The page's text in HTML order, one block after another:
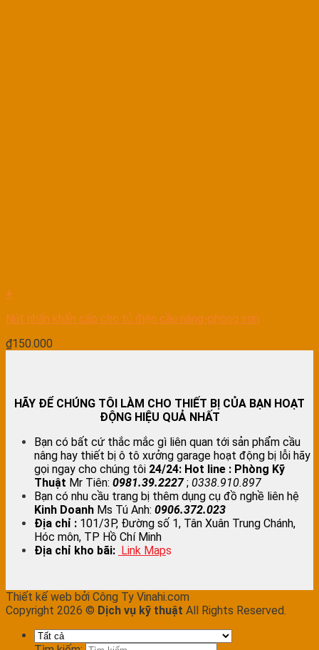
+
Nút nhấn khẩn cấp cho tủ điện cầu nâng-phòng sơn
₫150.000
HÃY ĐỂ CHÚNG TÔI LÀM CHO THIẾT BỊ CỦA BẠN HOẠT
ĐỘNG HIỆU QUẢ NHẤT
Bạn có bất cứ thắc mắc gì liên quan tới sản phẩm cầu
nâng hay thiết bị ô tô xưởng garage hoạt động bị lỗi hãy
gọi ngay cho chúng tôi 24/24: Hot line : Phòng Kỹ
Thuật Mr Tiên: 0981.39.2227; 0338.910.897
Bạn có nhu cầu trang bị thêm dụng cụ đồ nghề liên hệ
Kinh Doanh Ms Tú Anh: 0906.372.023
Địa chỉ : 101/3P, Đường số 1, Tân Xuân Trung Chánh,
Hóc môn, TP Hồ Chí Minh
Địa chỉ kho bãi: Link Maps
Thiết kế web bởi Công Ty Vinahi.com
Copyright 2026 © Dịch vụ kỹ thuật All Rights Reserved.